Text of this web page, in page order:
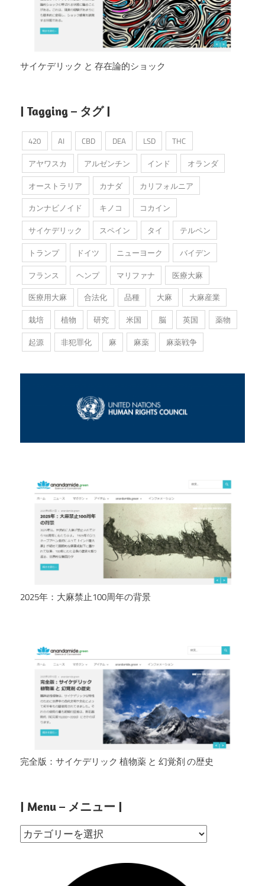
サイケデリック と 存在論的ショック
| Tagging – タグ |
420 AI CBD DEA LSD
THC
アヤワスカ
アルゼンチン インド
オランダ
オーストラリア
カナダ
カリフォルニア
カンナビノイド
キノコ
コカイン
サイケデリック
スペイン タイ
テルペン
トランプ
ドイツ ニューヨーク
バイデン
フランス
ヘンプ マリファナ
医療大麻
医療用大麻
合法化 品種 大麻
大麻産業
栽培
植物 研究 米国 脳 英国
薬物
起源
非犯罪化 麻 麻薬 麻薬戦争
2025年：大麻禁止100周年の背景
完全版：サイケデリック 植物薬 と 幻覚剤 の歴史
| Menu – メニュー |